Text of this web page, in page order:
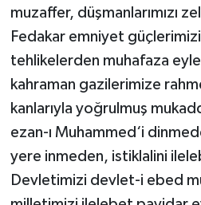
muzaffer, düşmanlarımızı
Fedakar emniyet
tehlikelerden muhafaza
kahraman gazilerimize
kanlarıyla yoğrulmuş
ezan-ı Muhammed‘i
yere inmeden, istiklalini
Devletimizi devlet-i ebed